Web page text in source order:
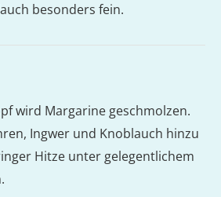
besonders fein.
wird Margarine geschmolzen.
Ingwer und Knoblauch hinzu
Hitze unter gelegentlichem